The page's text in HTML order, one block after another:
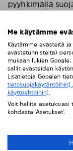
pyyhkimällä
Me käytämme
Käytämme evästeitä
evästetunnisteita)
mukaan lukien
sallit evästeiden
Lisätietoja Googlen
tietosuojakäytäntöihin]
käyttöehtoihin].
Voit hallita asetuksiasi
kohdasta 'Asetukset'.